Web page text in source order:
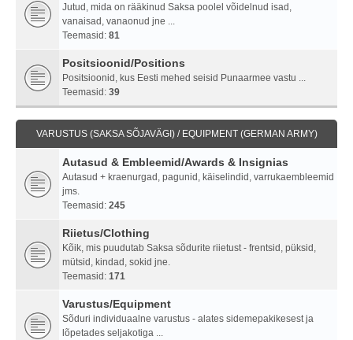
Jutud, mida on rääkinud Saksa poolel võidelnud isad,
vanaisad, vanaonud jne ...
Teemasid: 81
Positsioonid/Positions
Positsioonid, kus Eesti mehed seisid Punaarmee vastu ...
Teemasid: 39
VARUSTUS (SAKSA SÕJAVÄGI) / EQUIPMENT (GERMAN ARMY)
Autasud & Embleemid/Awards & Insignias
Autasud + kraenurgad, pagunid, käiselindid, varrukaembleemid
jms.
Teemasid: 245
Riietus/Clothing
Kõik, mis puudutab Saksa sõdurite riietust - frentsid, püksid,
mütsid, kindad, sokid jne.
Teemasid: 171
Varustus/Equipment
Sõduri individuaalne varustus - alates sidemepakikesest ja
lõpetades seljakotiga ...